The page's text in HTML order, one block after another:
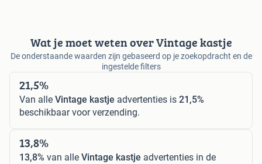
Wat je moet weten over Vintage kastje
De onderstaande waarden zijn gebaseerd op je zoekopdracht en de
ingestelde filters
21,5%
Van alle Vintage kastje advertenties is 21,5%
beschikbaar voor verzending.
13,8%
13,8% van alle Vintage kastje advertenties in de